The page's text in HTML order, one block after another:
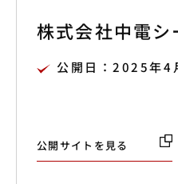
株式会社中電シ
公開日：2025年4
公開サイトを見る